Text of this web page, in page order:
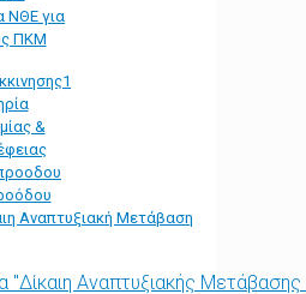
ΝΘΕ για
ΠΚΜ
&
Αναπτυξιακή Μετάβαση
"Δίκαιη Αναπτυξιακής